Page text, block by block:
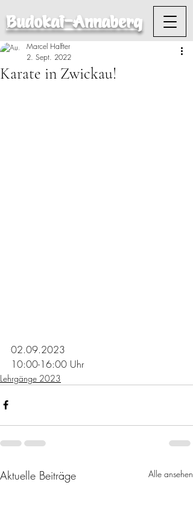
Budokai-Annaberg
Karate in Zwickau!
Marcel Halfter
2. Sept. 2022
02.09.2023
10:00-16:00 Uhr
Lehrgänge 2023
Aktuelle Beiträge Alle ansehen